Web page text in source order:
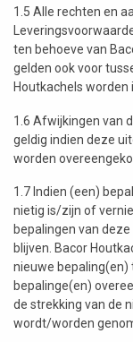
1.5 Alle rechten en
ten behoeve van
gelden ook voor
Houtkachels worden
1.6 Afwijkingen van
geldig indien deze
worden
1.7 Indien (een)
nietig is/zijn of
bepalingen van
blijven. Bacor
nieuwe bepaling(en)
bepalinge(en)
de strekking van de
wordt/worden